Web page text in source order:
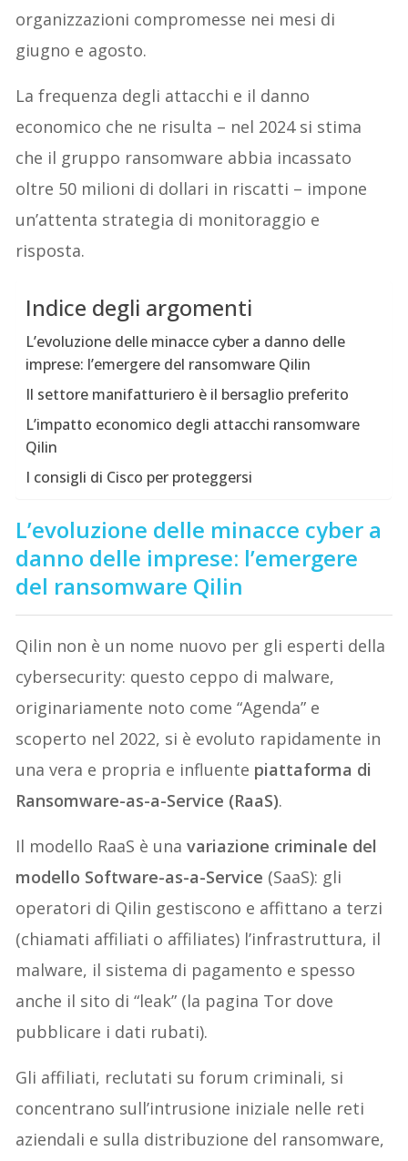
organizzazioni compromesse nei mesi di
giugno e agosto.
La frequenza degli attacchi e il danno
economico che ne risulta – nel 2024 si stima
che il gruppo ransomware abbia incassato
oltre 50 milioni di dollari in riscatti – impone
un’attenta strategia di monitoraggio e
risposta.
Indice degli argomenti
L’evoluzione delle minacce cyber a danno delle
imprese: l’emergere del ransomware Qilin
Il settore manifatturiero è il bersaglio preferito
L’impatto economico degli attacchi ransomware
Qilin
I consigli di Cisco per proteggersi
L’evoluzione delle minacce cyber a
danno delle imprese: l’emergere
del ransomware Qilin
Qilin non è un nome nuovo per gli esperti della
cybersecurity: questo ceppo di malware,
originariamente noto come “Agenda” e
scoperto nel 2022, si è evoluto rapidamente in
una vera e propria e influente piattaforma di
Ransomware-as-a-Service (RaaS).
Il modello RaaS è unavariazione criminale del
modello Software-as-a-Service (SaaS): gli
operatori di Qilin gestiscono e affittano a terzi
(chiamati affiliati o affiliates) l’infrastruttura, il
malware, il sistema di pagamento e spesso
anche il sito di “leak” (la pagina Tor dove
pubblicare i dati rubati).
Gli affiliati, reclutati su forum criminali, si
concentrano sull’intrusione iniziale nelle reti
aziendali e sulla distribuzione del ransomware,